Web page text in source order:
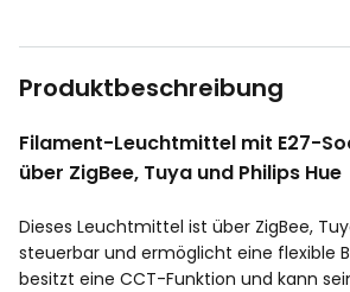
Produktbeschreibung
Filament-Leuchtmittel mit E27-
über ZigBee, Tuya und Philips Hue
Dieses Leuchtmittel ist über ZigBee,
steuerbar und ermöglicht eine flexible
besitzt eine CCT-Funktion und kann